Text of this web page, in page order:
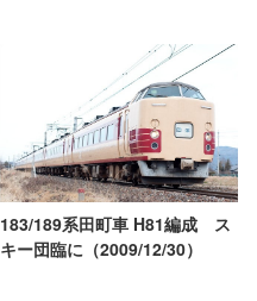
183/189系田町車 H81編成 ス
キー団臨に（2009/12/30）